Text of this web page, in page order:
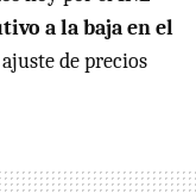
a la baja en el
de precios